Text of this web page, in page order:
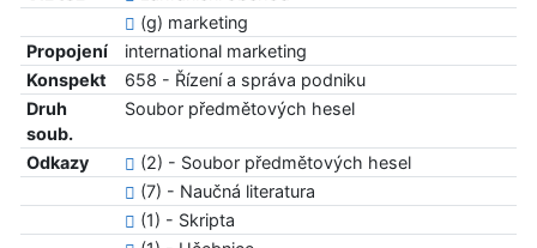
(g) marketing
Propojení
international marketing
Konspekt
658 - Řízení a správa podniku
Druh
soub.
Soubor předmětových hesel
Odkazy
(2) - Soubor předmětových hesel
(7) - Naučná literatura
(1) - Skripta